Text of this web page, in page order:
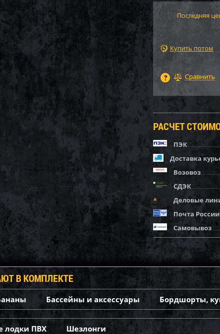
Последняя
Купить потом
РАСЧЕТ
ПЭК
Доставка
Возовоз
СДЭК
Деловые
Почта России
Самовывоз
В КОМПЛЕКТЕ
Бассейны и аксессуары Бордшорты,
лодки ПВХ Шезлонги